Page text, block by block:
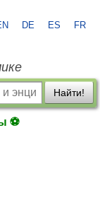
DE ES FR
Найти!
⚽